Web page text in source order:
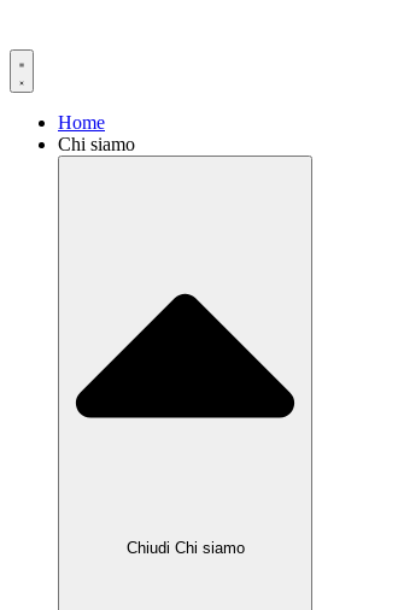
Home
Chi siamo
Chiudi Chi siamo